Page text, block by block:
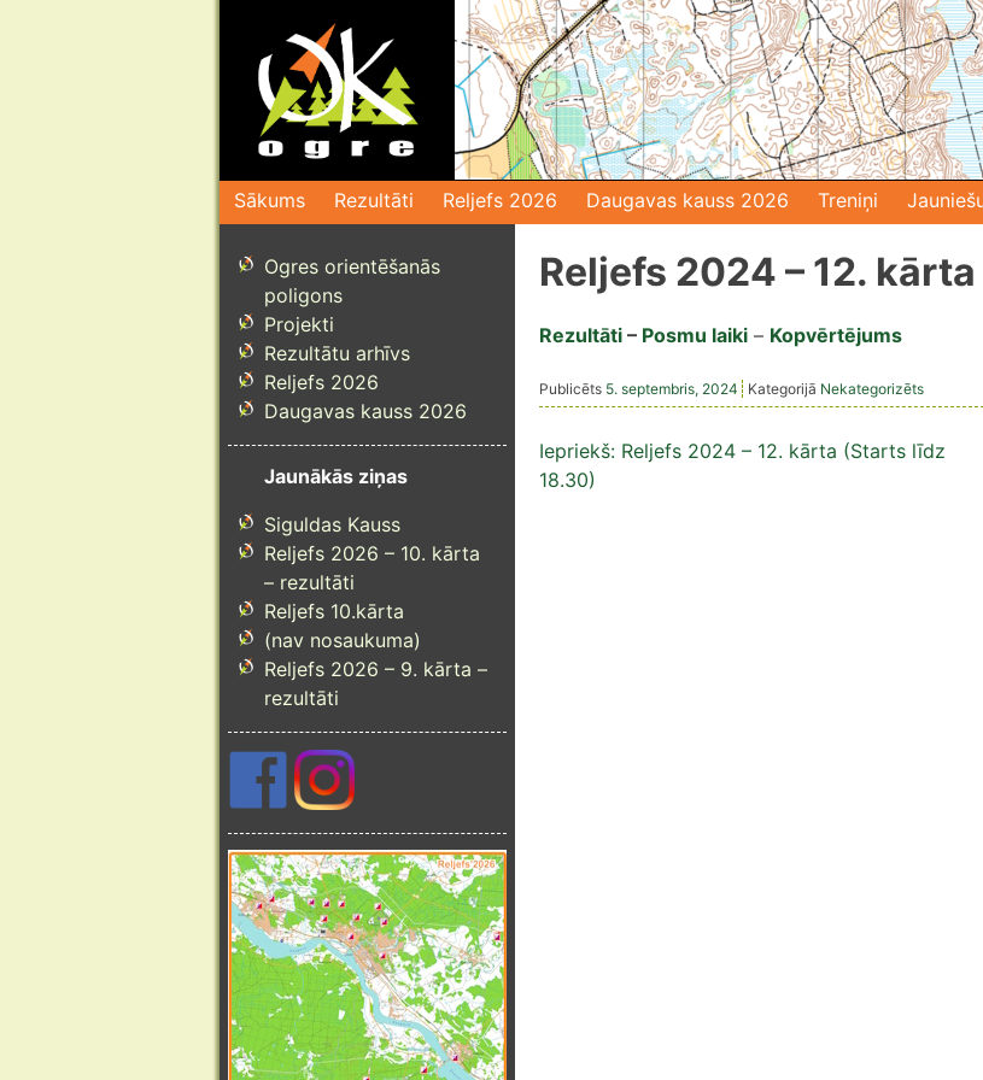
saturu
Sākums Rezultāti Reljefs 2026 Daugavas kauss 2026 Treniņi
Reljefs 2024 – 12.
Rezultāti – Posmu laiki – Kopvērtējums
Publicēts 5. septembris, 2024 Kategorijā Nekategorizēts
Ziņu
izvēlne
Iepriekš: Reljefs 2024 – 12. kārta (Starts līdz
18.30)
Ogres orientēšanās
poligons
Projekti
Rezultātu arhīvs
Reljefs 2026
Daugavas kauss 2026
Jaunākās ziņas
Siguldas Kauss
Reljefs 2026 – 10. kārta
– rezultāti
Reljefs 10.kārta
(nav nosaukuma)
Reljefs 2026 – 9. kārta –
rezultāti